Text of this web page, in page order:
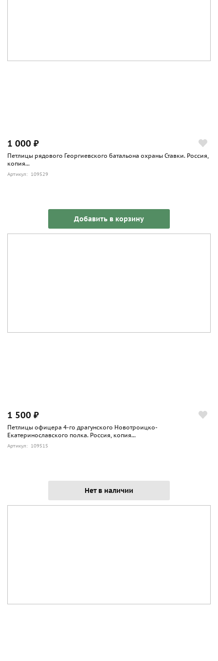
1 000 ₽
Петлицы рядового Георгиевского батальона охраны Ставки. Россия,
копия...
Артикул: 109529
Добавить в корзину
1 500 ₽
Петлицы офицера 4-го драгунского Новотроицко-
Екатеринославского полка. Россия, копия...
Артикул: 109515
Нет в наличии